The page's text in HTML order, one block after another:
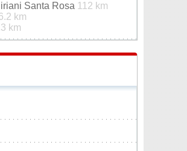
Santa Rosa 112 km
km
km